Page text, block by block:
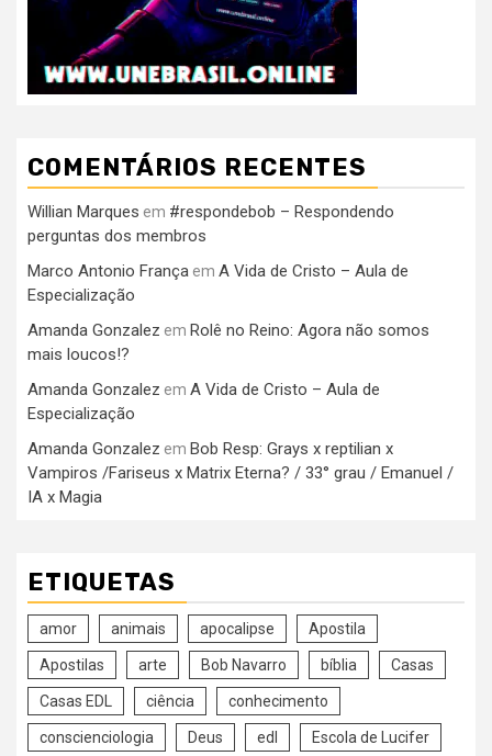
COMENTÁRIOS RECENTES
Willian Marques em #respondebob – Respondendo
perguntas dos membros
Marco Antonio França em A Vida de Cristo – Aula de
Especialização
Amanda Gonzalez em Rolê no Reino: Agora não somos
mais loucos!?
Amanda Gonzalez em A Vida de Cristo – Aula de
Especialização
Amanda Gonzalez em Bob Resp: Grays x reptilian x
Vampiros /Fariseus x Matrix Eterna? / 33° grau / Emanuel /
IA x Magia
ETIQUETAS
amor animais apocalipse Apostila
Apostilas arte Bob Navarro bíblia Casas
Casas EDL ciência conhecimento
conscienciologia Deus edl Escola de Lucifer